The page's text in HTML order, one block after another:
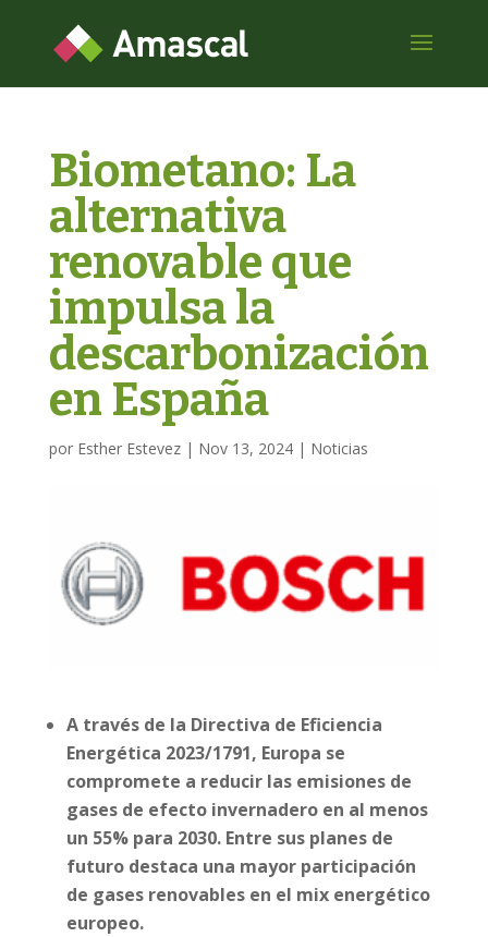
Biometano: La
alternativa
renovable que
impulsa la
descarbonización
en España
por Esther Estevez| Nov 13, 2024| Noticias
A través de la Directiva de Eficiencia
Energética 2023/1791, Europa se
compromete a reducir las emisiones de
gases de efecto invernadero en al menos
un 55% para 2030. Entre sus planes de
futuro destaca una mayor participación
de gases renovables en el mix energético
europeo.